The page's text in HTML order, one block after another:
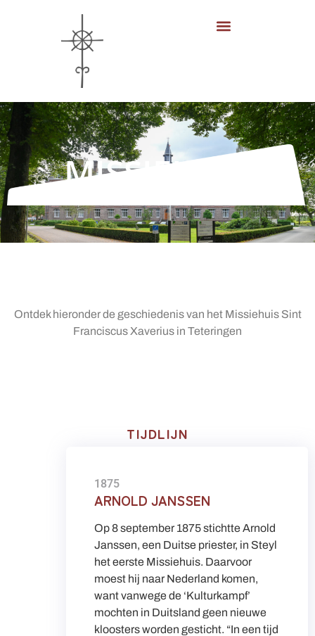
MISSIEHUIS
Ontdek hieronder de geschiedenis van het Missiehuis Sint
Franciscus Xaverius in Teteringen
TIJDLIJN
1875
ARNOLD JANSSEN
Op 8 september 1875 stichtte Arnold
Janssen, een Duitse priester, in Steyl
het eerste Missiehuis. Daarvoor
moest hij naar Nederland komen,
want vanwege de ‘Kulturkampf’
mochten in Duitsland geen nieuwe
kloosters worden gesticht. “In een tijd